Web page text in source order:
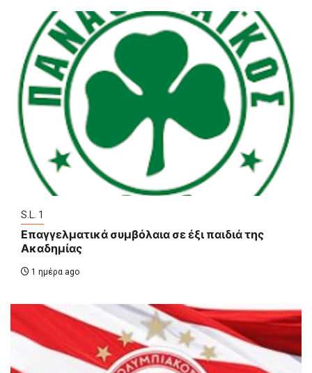
S.L. 1
Επαγγελματικά συμβόλαια σε έξι παιδιά της
Ακαδημίας
1 ημέρα ago